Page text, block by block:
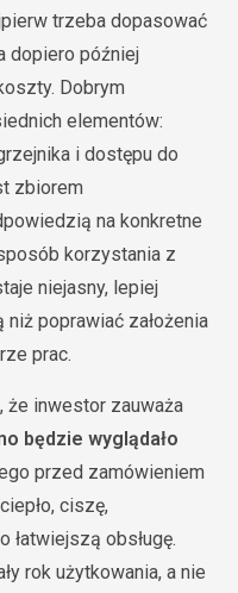
trzeba dopasować
dopiero później
Dobrym
elementów:
i dostępu do
zbiorem
na konkretne
korzystania z
niejasny, lepiej
poprawiać założenia
prac.
że inwestor zauważa
będzie wyglądało
przed zamówieniem
ciszę,
obsługę.
rok użytkowania, a nie